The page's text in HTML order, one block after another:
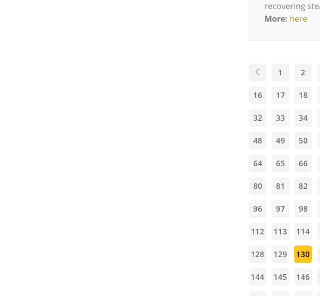
recovering
More: here
1 2
16 17 18
32 33 34
48 49 50
64 65 66
80 81 82
96 97 98
112 113 114
128 129 130
144 145 146